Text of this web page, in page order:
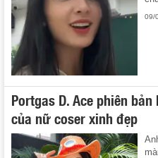
09/
Portgas D. Ace phiên
của nữ coser xinh đẹp